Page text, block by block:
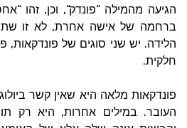
הגיעה מהמילה“פונדק“, וכן, זהו“
ברחמה של אישה אחרת,לא זו
הלידה. יש שני סוגים של פונדקאות,
חלקית.
פונדקאות מלאה היא שאין קשר
העובר. במילים אחרות,
היא רק